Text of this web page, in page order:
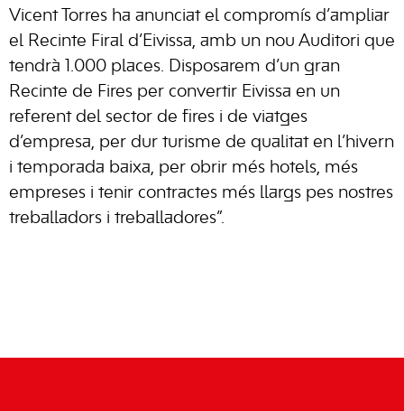
Vicent Torres ha anunciat el compromís d’ampliar
el Recinte Firal d’Eivissa, amb un nou Auditori que
tendrà 1.000 places. Disposarem d’un gran
Recinte de Fires per convertir Eivissa en un
referent del sector de fires i de viatges
d’empresa, per dur turisme de qualitat en l’hivern
i temporada baixa, per obrir més hotels, més
empreses i tenir contractes més llargs pes nostres
treballadors i treballadores”.